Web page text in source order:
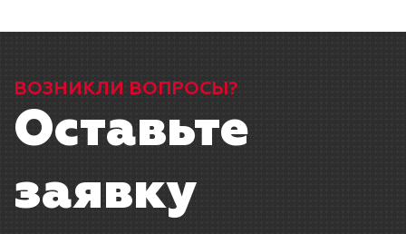
ВОЗНИКЛИ ВОПРОСЫ?
Оставьте
заявку